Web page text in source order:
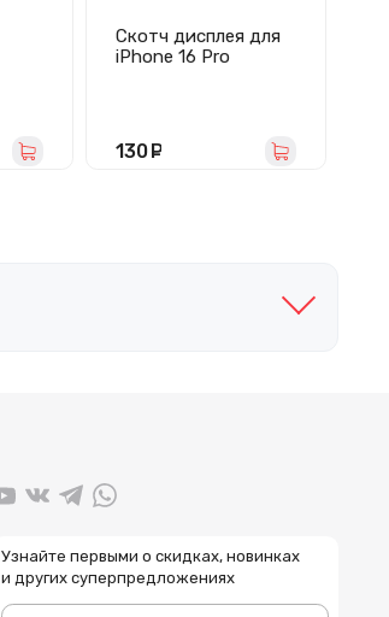
Скотч дисплея для
iPhone 16 Pro
130
Узнайте первыми о скидках, новинках
и других суперпредложениях